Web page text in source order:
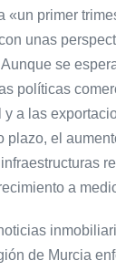
«un primer
unas
se
políticas
a las
plazo, el
a
de Murcia